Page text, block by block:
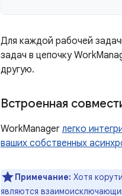
Для каждой рабочей
задач в цепочку
другую.
Встроенная
WorkManager легко
ваших собственных
Примечание: Хотя
являются